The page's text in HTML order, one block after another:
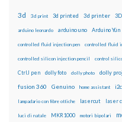
3d 3d print 3d printed 3d printer
arduino leonardo arduino uno Arduino Yún
controlled fluid injection pen controlled fluid
controlled silicon injection pencil control
CtrlJ pen dolly foto dolly photo dolly
fusion 360 Genuino home assistant i2c
lampadario con fibre ottiche lasercut laser
luci di natale MKR1000 motori bipolari